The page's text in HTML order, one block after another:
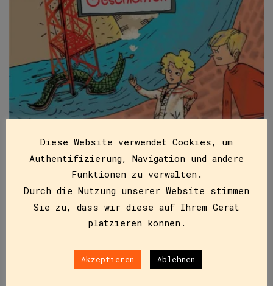
Sarah spinnt Geschichten
ISBN 9783851977493
11,95
Sarah kann kein Rad schlagen, und ordentlich pfeifen
einer neuen Klasse, und Gustl, der Grobian, macht…
Diese Website verwendet Cookies, um
Authentifizierung, Navigation und andere
Funktionen zu verwalten.
Durch die Nutzung unserer Website stimmen
Sie zu, dass wir diese auf Ihrem Gerät
platzieren können.
Akzeptieren Ablehnen